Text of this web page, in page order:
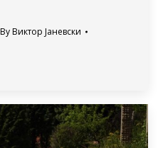
By Виктор Јаневски